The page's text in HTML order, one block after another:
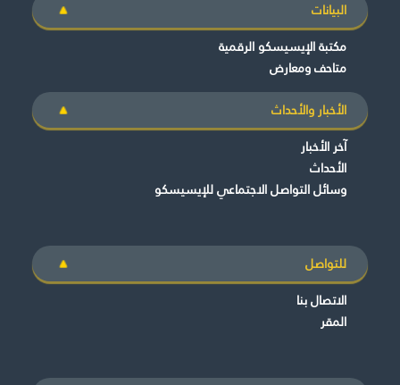
البيانات
مكتبة الإيسيسكو الرقمية
متاحف ومعارض
الأخبار والأحداث
آخر الأخبار
الأحداث
وسائل التواصل الاجتماعي للإيسيسكو
للتواصل
الاتصال بنا
المقر